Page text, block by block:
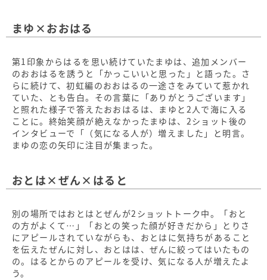
まゆ×おおはる
第1印象からはるを思い続けていたまゆは、追加メンバー
のおおはるを誘うと「かっこいいと思った」と語った。さ
らに続けて、初虹編のおおはるの一途さをみていて惹かれ
ていた、とも告白。その言葉に「ありがとうございます」
と照れた様子で答えたおおはるは、まゆと2人で海に入る
ことに。終始笑顔が絶えなかったまゆは、2ショット後の
インタビューで「（気になる人が）増えました」と明言。
まゆの恋の矢印に注目が集まった。
おとは×ぜん×はると
別の場所ではおとはとぜんが2ショットトーク中。「おと
の方がよくて…」「おとの笑った顔が好きだから」とりさ
にアピールされていながらも、おとはに気持ちがあること
を伝えたぜんに対し、おとはは、ぜんに絞ってはいたもの
の。はるとからのアピールを受け、気になる人が増えたよ
う。